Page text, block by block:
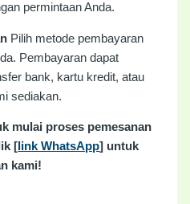
permintaan Anda.
Pilih metode pembayaran
Pembayaran dapat
bank, kartu kredit, atau
sediakan.
mulai proses pemesanan
[ link WhatsApp] untuk
kami!